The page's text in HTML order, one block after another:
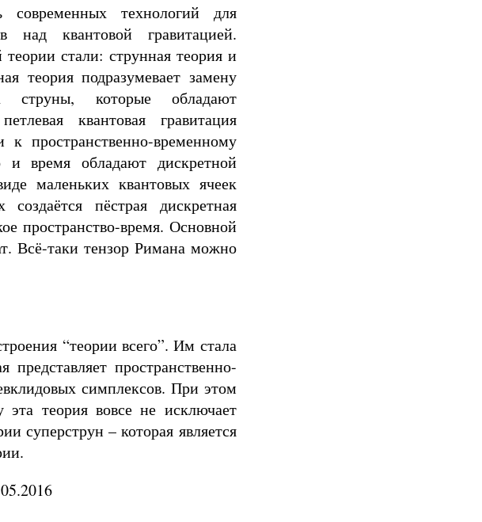
современных технологий для
над квантовой гравитацией.
стали: струнная теория и
теория подразумевает замену
струны, которые обладают
квантовая гравитация
к пространственно-временному
и время обладают дискретной
маленьких квантовых ячеек
пёстрая дискретная
пространство-время. Основной
Всё-таки тензор Римана можно
“теории всего”. Им стала
представляет пространственно-
симплексов. При этом
теория вовсе не исключает
суперструн – которая является